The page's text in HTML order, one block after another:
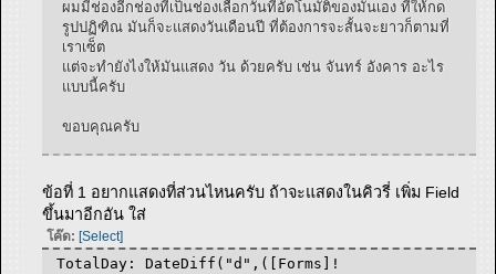
ผมมีช่องอีกช่องที่เป็นช่องเลือกวันที่อัตโนมัติของมันเอง ที่ให้กด
รูปปฏิฑิณ มันก็จะแสดงวันเดือนปี ที่ต้องการจะสั้นจะยาวก็ตามที่
เราเซ็ต
แต่จะทำยังไงให้มันแสดง วัน ด้วยครับ เช่น จันทร์ อังคาร อะไร
แบบนี้ครับ
ขอบคุณครับ
ข้อที่ 1 อยากแสดงที่ส่วนไหนครับ ถ้าจะแสดงในคิวรี่ เพิ่ม Field
ขึ้นมาอีกอัน ใส่
โค๊ด: [Select]
TotalDay: DateDiff("d",([Forms]!